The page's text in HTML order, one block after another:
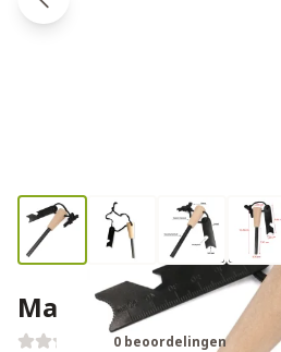
Magnesium
0 beoordelingen